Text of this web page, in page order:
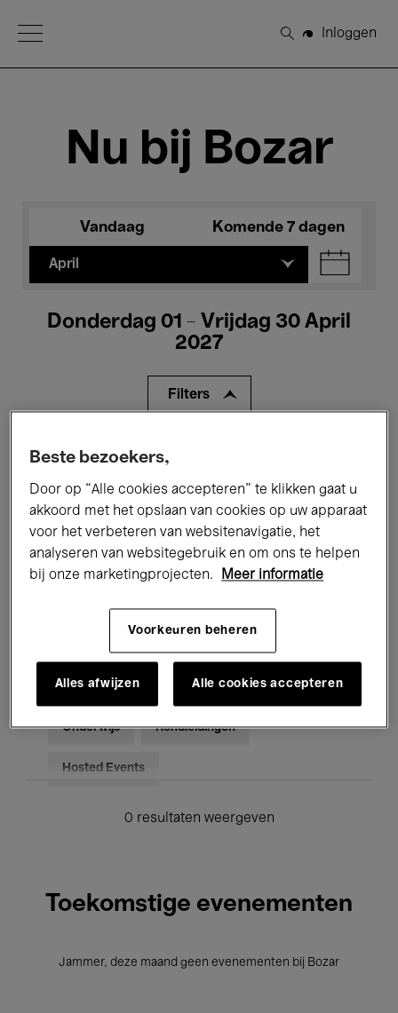
Open Menu
Zoeken
Inloggen
Nu bij Bozar
Vandaag Komende 7 dagen
April
Donderdag 01 - Vrijdag 30 April
2027
Filters
Alle evenementen
Tentoonstellingen Films
Performances Lezingen & Debatten
Jazz Klassieke Muziek Global Music
Voor iedereen Kids’ Palace
Onderwijs Rondleidingen
Hosted Events
0 resultaten weergeven
Toekomstige evenementen
Jammer, deze maand geen evenementen bij Bozar
Beste bezoekers,
Door op “Alle cookies accepteren” te klikken gaat u
akkoord met het opslaan van cookies op uw apparaat
voor het verbeteren van websitenavigatie, het
analyseren van websitegebruik en om ons te helpen
bij onze marketingprojecten.
Meer informatie
Voorkeuren beheren
Alles afwijzen Alle cookies accepteren